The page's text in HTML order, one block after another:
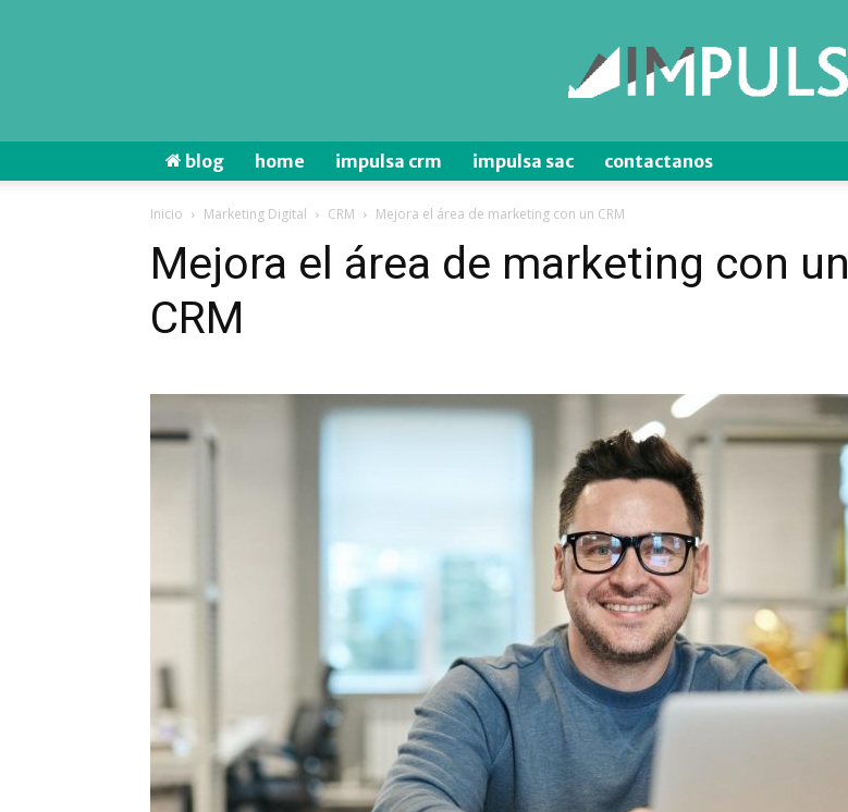
Ventas
y
blog home impulsa crm impulsa sac contactanos
Inicio Marketing Digital CRM Mejora el área de marketing con un CRM
Mejora el área de marketing con un
CRM